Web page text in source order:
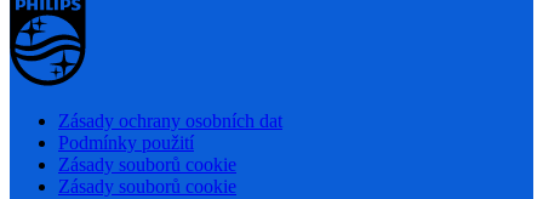
Zásady ochrany osobních dat
Podmínky použití
Zásady souborů cookie
Zásady souborů cookie